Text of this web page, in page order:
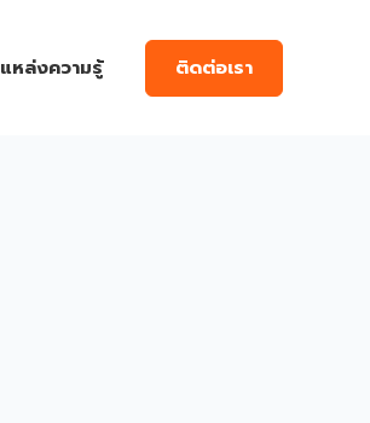
แหล่งความรู้ ติดต่อเรา